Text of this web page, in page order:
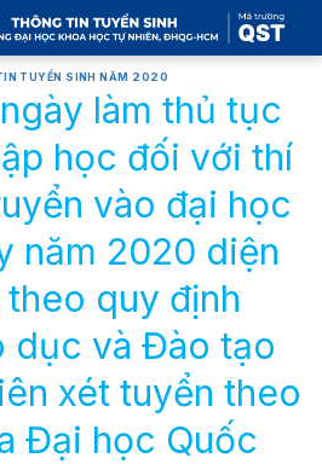
TUYỂN SINH NĂM 2020
làm thủ tục
học đối với thí
vào đại học
năm 2020 diện
quy định
dục và Đào tạo
xét tuyển theo
Đại học Quốc